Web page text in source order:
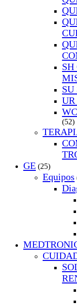
SH
SU
(52)
GE (25)
Equipos